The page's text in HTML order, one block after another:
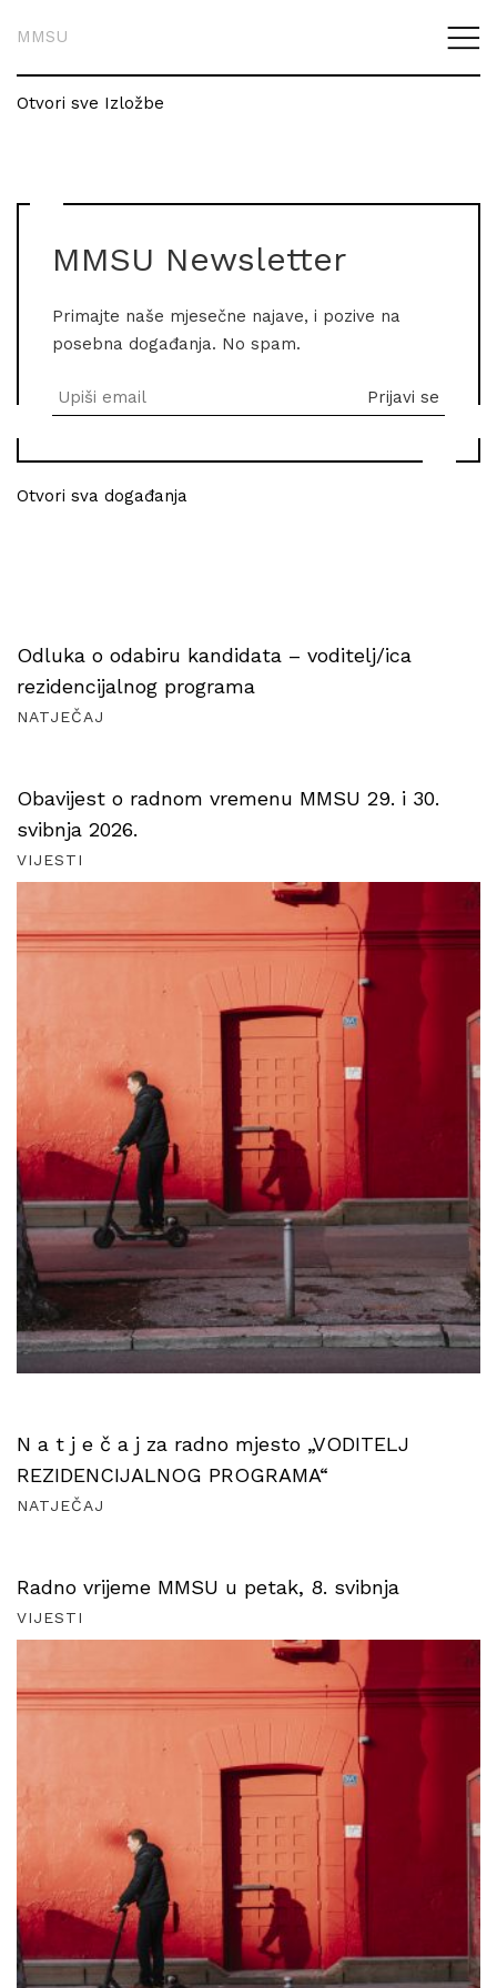
MMSU
Otvori sve Izložbe
MMSU Newsletter
Primajte naše mjesečne najave, i pozive na
posebna događanja. No spam.
Otvori sva događanja
Odluka o odabiru kandidata – voditelj/ica
rezidencijalnog programa
NATJEČAJ
Obavijest o radnom vremenu MMSU 29. i 30.
svibnja 2026.
VIJESTI
N a t j e č a j za radno mjesto „VODITELJ
REZIDENCIJALNOG PROGRAMA“
NATJEČAJ
Radno vrijeme MMSU u petak, 8. svibnja
VIJESTI